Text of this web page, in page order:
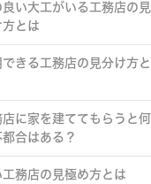
良い大工がいる工務店の見
方とは
できる工務店の見分け方と
店に家を建ててもらうと何
都合はある？
工務店の見極め方とは